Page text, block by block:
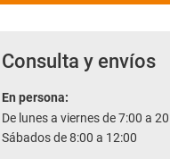
Consulta y envíos
En persona:
De lunes a viernes de 7:00 a
Sábados de 8:00 a 12:00